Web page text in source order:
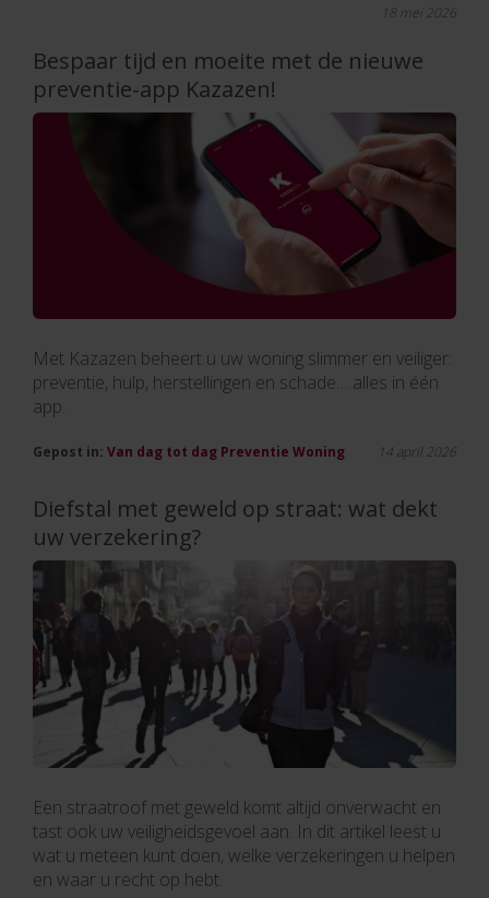
18 mei 2026
Bespaar tijd en moeite met de nieuwe
preventie-app Kazazen!
Met Kazazen beheert u uw woning slimmer en veiliger:
preventie, hulp, herstellingen en schade… alles in één
app.
Gepost in: Van dag tot dag Preventie Woning 14 april 2026
Diefstal met geweld op straat: wat dekt
uw verzekering?
Een straatroof met geweld komt altijd onverwacht en
tast ook uw veiligheidsgevoel aan. In dit artikel leest u
wat u meteen kunt doen, welke verzekeringen u helpen
en waar u recht op hebt.